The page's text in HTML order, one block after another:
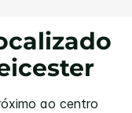
ao centro